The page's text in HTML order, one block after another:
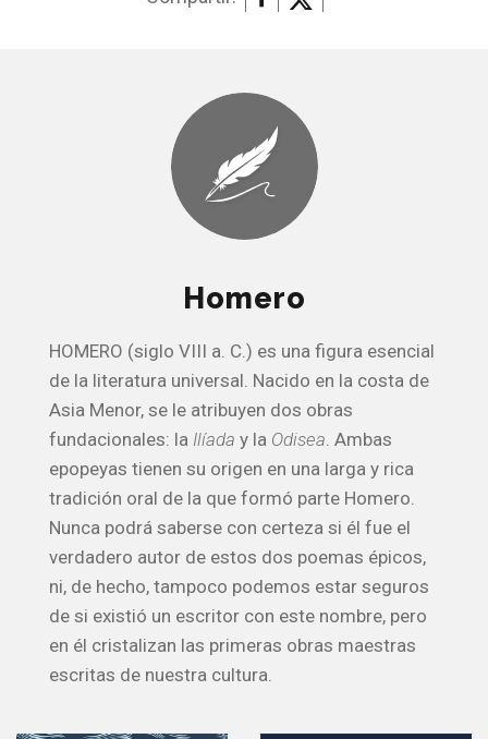
Homero
HOMERO (siglo VIII a. C.) es una figura esencial
de la literatura universal. Nacido en la costa de
Asia Menor, se le atribuyen dos obras
fundacionales: la Ilíada y la Odisea. Ambas
epopeyas tienen su origen en una larga y rica
tradición oral de la que formó parte Homero.
Nunca podrá saberse con certeza si él fue el
verdadero autor de estos dos poemas épicos,
ni, de hecho, tampoco podemos estar seguros
de si existió un escritor con este nombre, pero
en él cristalizan las primeras obras maestras
escritas de nuestra cultura.